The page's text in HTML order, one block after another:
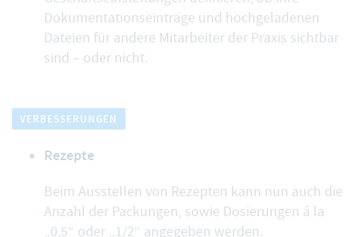
Dokumentationseinträge und hochgeladenen
Dateien für andere Mitarbeiter der Praxis sichtbar
sind – oder nicht.
VERBESSERUNGEN
Rezepte
Beim Ausstellen von Rezepten kann nun auch die
Anzahl der Packungen, sowie Dosierungen á la
„0,5“ oder „1/2“ angegeben werden.